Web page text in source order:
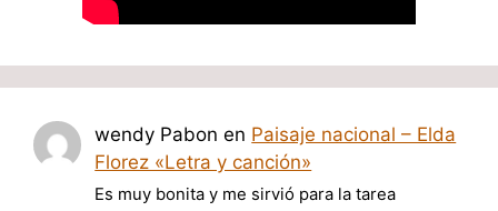
wendy Pabon en Paisaje nacional – Elda
Florez «Letra y canción»
Es muy bonita y me sirvió para la tarea